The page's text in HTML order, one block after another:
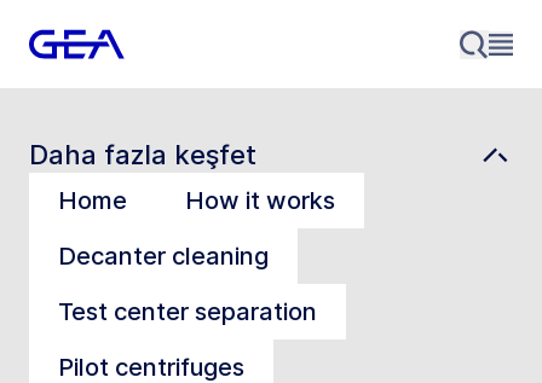
Daha fazla keşfet
Home
How it works
Decanter cleaning
Test center separation
Pilot centrifuges